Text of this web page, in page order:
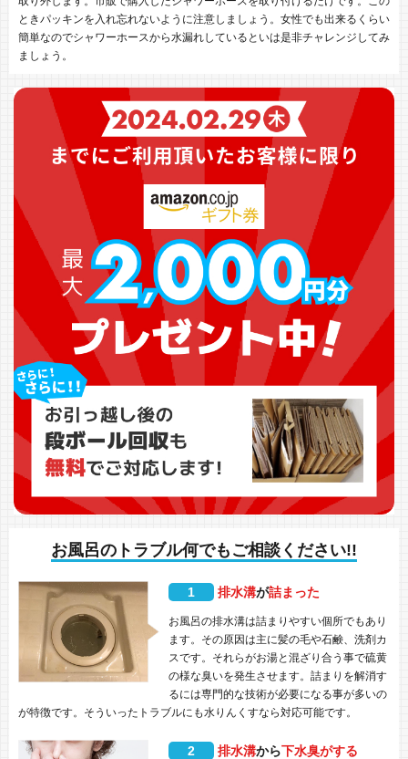
ときパッキンを入れ忘れないように注意しましょう。女性でも出来るくらい
簡単なのでシャワーホースから水漏れしているといは是非チャレンジしてみ
ましょう。
お風呂のトラブル何でもご相談ください!!
1 排水溝が詰まった
お風呂の排水溝は詰まりやすい個所でもあり
ます。その原因は主に髪の毛や石鹸、洗剤カ
スです。それらがお湯と混ざり合う事で硫黄
の様な臭いを発生させます。詰まりを解消す
るには専門的な技術が必要になる事が多いの
が特徴です。そういったトラブルにも水りんくすなら対応可能です。
2 排水溝から下水臭がする